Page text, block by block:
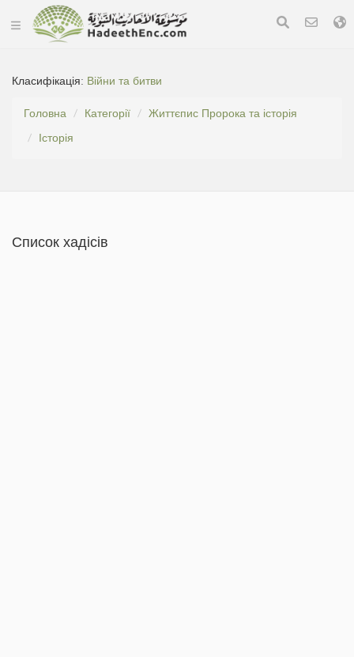
Класифікація: Війни та битви
Головна
Категорії
Життєпис Пророка та історія
Історія
Список хадісів